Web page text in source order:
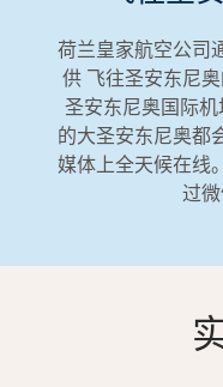
荷兰皇家航空公司
供 飞往圣安东尼
圣安东尼奥国际
的大圣安东尼奥都
媒体上全天候在线
过微